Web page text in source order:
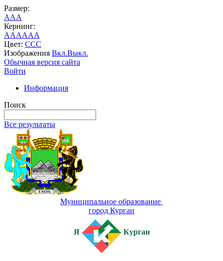
Размер:
AAA
Кернинг:
AAAAAA
Цвет: CCC
Изображения Вкл.Выкл.
Обычная версия сайта
Войти
Информация
Поиск
Все результаты
Муниципальное образование
город Курган
Я Курган